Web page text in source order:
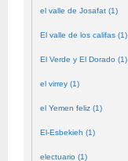
el valle de Josafat (1)
El valle de los califas (1)
El Verde y El Dorado (1)
el virrey (1)
el Yemen feliz (1)
El-Esbekieh (1)
electuario (1)